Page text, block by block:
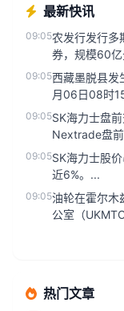
最新快讯
09:05农发行发行多
券，规模60
投标倍...
09:05西藏墨脱县发
月06日08时
度，东经...
09:05SK海力士盘
Nextrade盘
Nextra...
09:05SK海力士股
近6%。...
09:05油轮在霍尔木
公室（
热门文章